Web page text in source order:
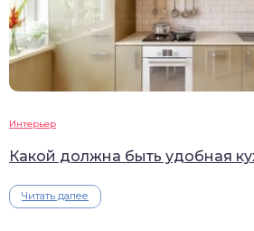
Интерьер
Какой должна быть удобная
Читать далее